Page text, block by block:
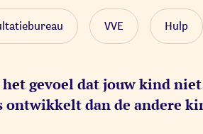
VVE Hulp
het gevoel dat jouw kind
ontwikkelt dan de andere